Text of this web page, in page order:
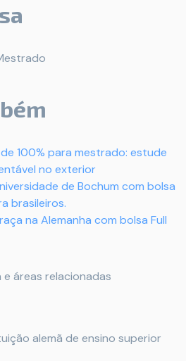
100% para mestrado: estude
no exterior
de Bochum com bolsa
brasileiros.
na Alemanha com bolsa Full
áreas relacionadas
alemã de ensino superior